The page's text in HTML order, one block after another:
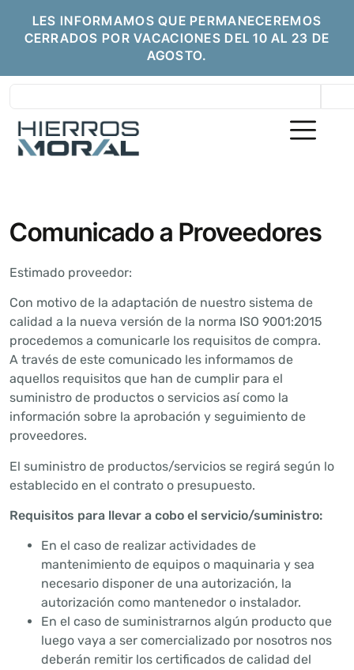
LES INFORMAMOS QUE PERMANECEREMOS
CERRADOS POR VACACIONES DEL 10 AL 23 DE
AGOSTO.
Comunicado a Proveedores
Estimado proveedor:
Con motivo de la adaptación de nuestro sistema de
calidad a la nueva versión de la norma ISO 9001:2015
procedemos a comunicarle los requisitos de compra.
A través de este comunicado les informamos de
aquellos requisitos que han de cumplir para el
suministro de productos o servicios así como la
información sobre la aprobación y seguimiento de
proveedores.
El suministro de productos/servicios se regirá según lo
establecido en el contrato o presupuesto.
Requisitos para llevar a cobo el servicio/suministro:
En el caso de realizar actividades de
mantenimiento de equipos o maquinaria y sea
necesario disponer de una autorización, la
autorización como mantenedor o instalador.
En el caso de suministrarnos algún producto que
luego vaya a ser comercializado por nosotros nos
deberán remitir los certificados de calidad del